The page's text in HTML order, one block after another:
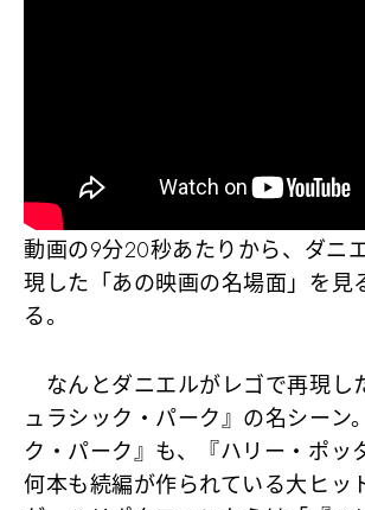
動画の9分20秒あたりから、ダニ
現した「あの映画の名場面」を見
る。
なんとダニエルがレゴで再現し
ュラシック・パーク』の名シーン
ク・パーク』も、『ハリー・ポッ
何本も続編が作られている大ヒッ